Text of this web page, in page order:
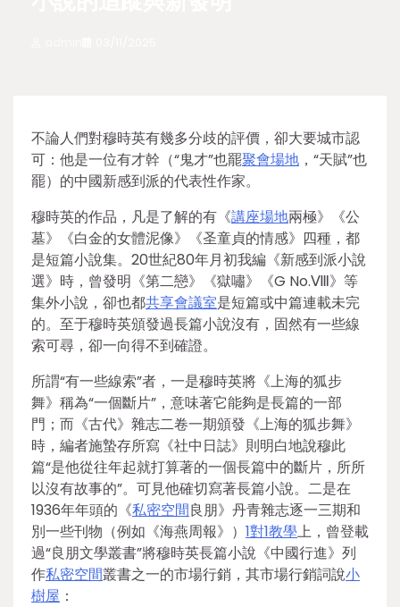
不論人們對穆時英有幾多分歧的評價，卻大要城市認
可：他是一位有才幹（“鬼才”也罷聚會場地 ，“天賦”也
罷）的中國新感到派的代表性作家。
穆時英的作品，凡是了解的有《講座場地兩極》《公
墓》《白金的女體泥像》《圣童貞的情感》四種，都
是短篇小說集。20世紀80年月初我編《新感到派小說
選》時，曾發明《第二戀》《獄嘯》《G No.Ⅷ》等
集外小說，卻也都共享會議室是短篇或中篇連載未完
的。至于穆時英頒發過長篇小說沒有，固然有一些線
索可尋，卻一向得不到確證。
所謂“有一些線索”者，一是穆時英將《上海的狐步
舞》稱為“一個斷片”，意味著它能夠是長篇的一部
門；而《古代》雜志二卷一期頒發《上海的狐步舞》
時，編者施蟄存所寫《社中日誌》則明白地說穆此
篇“是他從往年起就打算著的一個長篇中的斷片，所所
以沒有故事的”。可見他確切寫著長篇小說。二是在
1936年年頭的《私密空間良朋》丹青雜志逐一三期和
別一些刊物（例如《海燕周報》） 1對1教學上，曾登載
過“良朋文學叢書”將穆時英長篇小說《中國行進》列
作私密空間叢書之一的市場行銷，其市場行銷詞說小
樹屋 ：